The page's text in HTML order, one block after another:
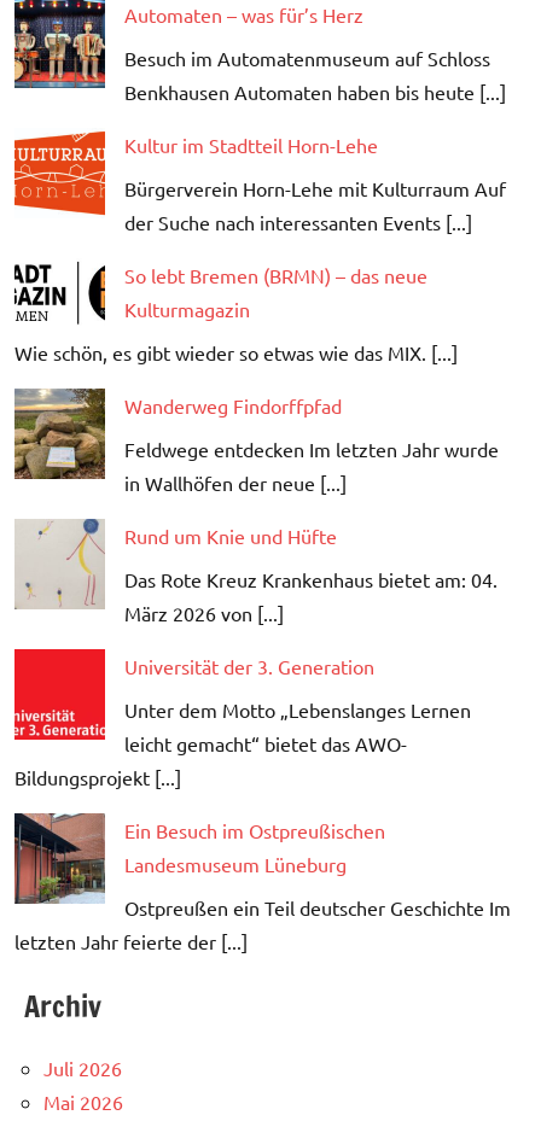
Automaten – was für’s Herz
Besuch im Automatenmuseum auf Schloss
Benkhausen Automaten haben bis heute [...]
Kultur im Stadtteil Horn-Lehe
Bürgerverein Horn-Lehe mit Kulturraum Auf
der Suche nach interessanten Events [...]
So lebt Bremen (BRMN) – das neue
Kulturmagazin
Wie schön, es gibt wieder so etwas wie das MIX. [...]
Wanderweg Findorffpfad
Feldwege entdecken Im letzten Jahr wurde
in Wallhöfen der neue [...]
Rund um Knie und Hüfte
Das Rote Kreuz Krankenhaus bietet am: 04.
März 2026 von [...]
Universität der 3. Generation
Unter dem Motto „Lebenslanges Lernen
leicht gemacht“ bietet das AWO-
Bildungsprojekt [...]
Ein Besuch im Ostpreußischen
Landesmuseum Lüneburg
Ostpreußen ein Teil deutscher Geschichte Im
letzten Jahr feierte der [...]
Archiv
Juli 2026
Mai 2026